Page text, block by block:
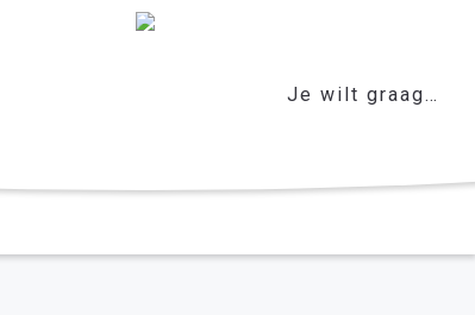
Je wilt graag…